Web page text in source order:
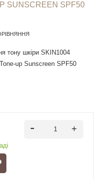
SUNSCREEN SPF50
тону шкіри SKIN1004
up Sunscreen SPF50
компоненти, серед